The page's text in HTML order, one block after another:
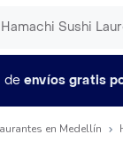
de envíos gratis
en Medellín